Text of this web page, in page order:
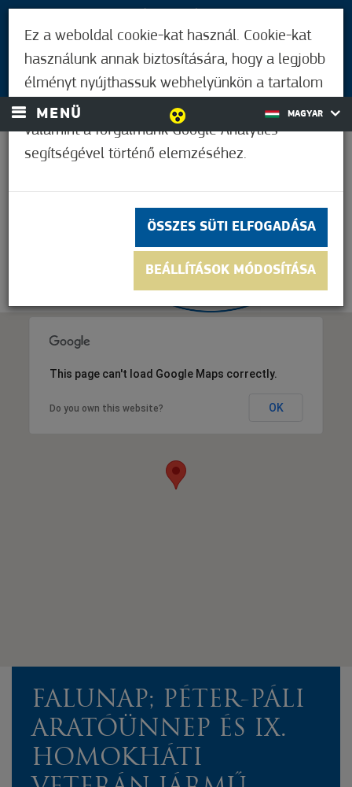
BEJELENTKEZÉS
MENÜ MAGYAR
This page can't load Google Maps correctly.
Do you own this website? OK
FALUNAP; PÉTER-PÁLI
ARATÓÜNNEP ÉS IX.
HOMOKHÁTI
Ez a weboldal cookie-kat használ. Cookie-kat
használunk annak biztosítására, hogy a legjobb
élményt nyújthassuk webhelyünkön a tartalom
és a hirdetések személyre szabásához,
valamint a forgalmunk Google Analytics
segítségével történő elemzéséhez.
ÖSSZES SÜTI ELFOGADÁSA
BEÁLLÍTÁSOK MÓDOSÍTÁSA